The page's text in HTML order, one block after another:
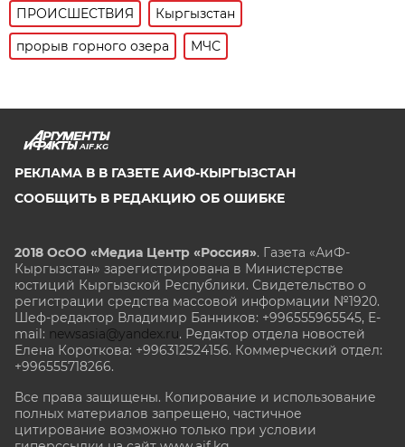
ПРОИСШЕСТВИЯ
Кыргызстан
прорыв горного озера
МЧС
AIF.KG
РЕКЛАМА В В ГАЗЕТЕ АИФ-КЫРГЫЗСТАН
СООБЩИТЬ В РЕДАКЦИЮ ОБ ОШИБКЕ
2018 ОсОО «Медиа Центр «Россия». Газета «АиФ-
Кыргызстан» зарегистрирована в Министерстве
юстиций Кыргызской Республики. Свидетельство о
регистрации средства массовой информации №1920.
Шеф-редактор Владимир Банников: +996555965545, E-
mail: newsasia@yandex.ru. Редактор отдела новостей
Елена Короткова: +996312524156. Коммерческий отдел:
+996555718266.
Все права защищены. Копирование и использование
полных материалов запрещено, частичное
цитирование возможно только при условии